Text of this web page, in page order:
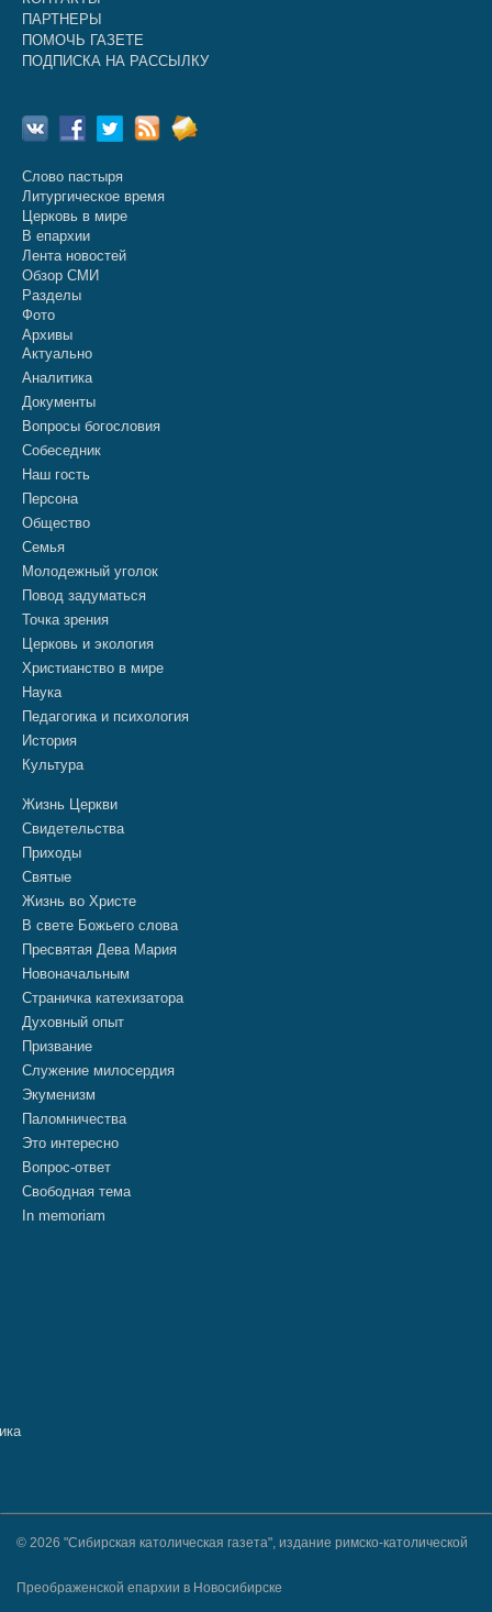
ПАРТНЕРЫ
ПОМОЧЬ ГАЗЕТЕ
ПОДПИСКА НА РАССЫЛКУ
Слово пастыря
Литургическое время
Церковь в мире
В епархии
Лента новостей
Обзор СМИ
Разделы
Фото
Архивы
Актуально
Аналитика
Документы
Вопросы богословия
Собеседник
Наш гость
Персона
Общество
Семья
Молодежный уголок
Повод задуматься
Точка зрения
Церковь и экология
Христианство в мире
Наука
Педагогика и психология
История
Культура
Жизнь Церкви
Свидетельства
Приходы
Святые
Жизнь во Христе
В свете Божьего слова
Пресвятая Дева Мария
Новоначальным
Страничка катехизатора
Духовный опыт
Призвание
Служение милосердия
Экуменизм
Паломничества
Это интересно
Вопрос-ответ
Свободная тема
In memoriam
© 2026 "Сибирская католическая газета", издание римско-католической
Преображенской епархии в Новосибирске